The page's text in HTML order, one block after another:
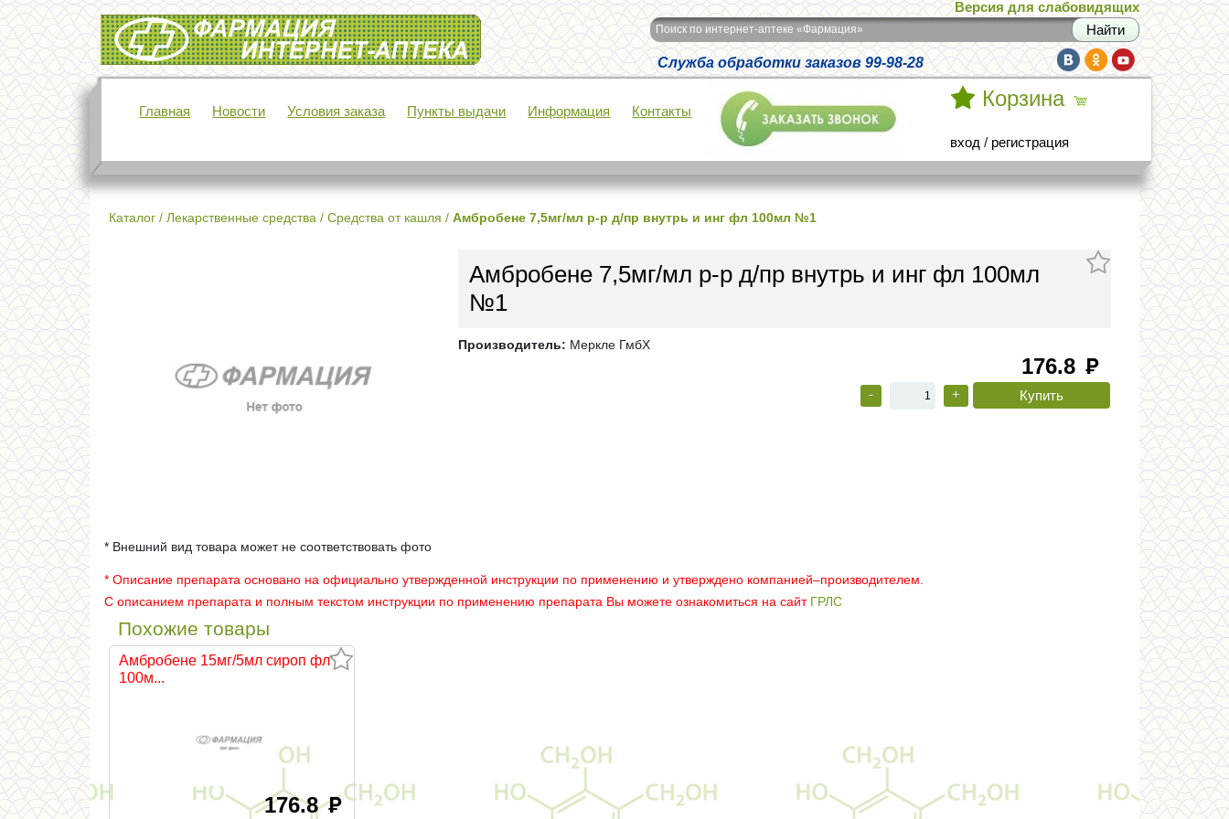
Интернет-аптека Фармация
Версия для слабовидящих
Поиск по интернет-аптеке «Фармация»
Служба обработки заказов 99-98-28
Главная Новости Условия заказа Пункты выдачи Информация Контакты
Корзина
вход / регистрация
Каталог / Лекарственные средства / Средства от кашля / Амбробене 7,5мг/мл р-р д/пр внутрь и инг фл 100мл №1
Амбробене 7,5мг/мл р-р д/пр внутрь и инг фл 100мл
№1
Производитель: Меркле ГмбХ
176.8 руб
- +
* Внешний вид товара может не соответствовать фото
* Описание препарата основано на официально утвержденной инструкции по применению и утверждено компанией–производителем.
С описанием препарата и полным текстом инструкции по применению препарата Вы можете ознакомиться на сайт ГРЛС
Похожие товары
Амбробене 15мг/5мл сироп фл
100м...
176.8руб